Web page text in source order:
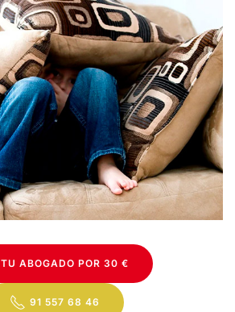
TU ABOGADO POR 30 €
91 557 68 46